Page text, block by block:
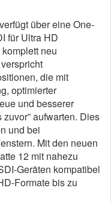
über eine One-
für Ultra HD
neu
die mit
optimierter
und besserer
aufwarten. Dies
und bei
Mit den neuen
12 mit nahezu
Geräten kompatibel
Formate bis zu